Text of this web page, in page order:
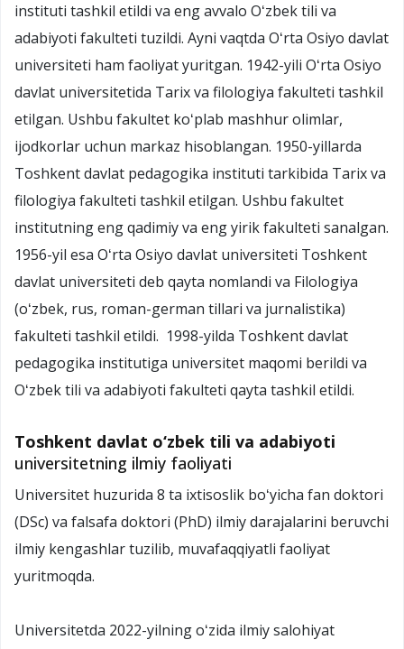
instituti tashkil etildi va eng avvalo Oʻzbek tili va
adabiyoti fakulteti tuzildi. Ayni vaqtda Oʻrta Osiyo davlat
universiteti ham faoliyat yuritgan. 1942-yili Oʻrta Osiyo
davlat universitetida Tarix va filologiya fakulteti tashkil
etilgan. Ushbu fakultet koʻplab mashhur olimlar,
ijodkorlar uchun markaz hisoblangan. 1950-yillarda
Toshkent davlat pedagogika instituti tarkibida Tarix va
filologiya fakulteti tashkil etilgan. Ushbu fakultet
institutning eng qadimiy va eng yirik fakulteti sanalgan.
1956-yil esa Oʻrta Osiyo davlat universiteti Toshkent
davlat universiteti deb qayta nomlandi va Filologiya
(oʻzbek, rus, roman-german tillari va jurnalistika)
fakulteti tashkil etildi. 1998-yilda Toshkent davlat
pedagogika institutiga universitet maqomi berildi va
Oʻzbek tili va adabiyoti fakulteti qayta tashkil etildi.
Toshkent davlat o‘zbek tili va adabiyoti
universitetning ilmiy faoliyati
Universitet huzurida 8 ta ixtisoslik boʻyicha fan doktori
(DSc) va falsafa doktori (PhD) ilmiy darajalarini beruvchi
ilmiy kengashlar tuzilib, muvafaqqiyatli faoliyat
yuritmoqda.
Universitetda 2022-yilning oʻzida ilmiy salohiyat